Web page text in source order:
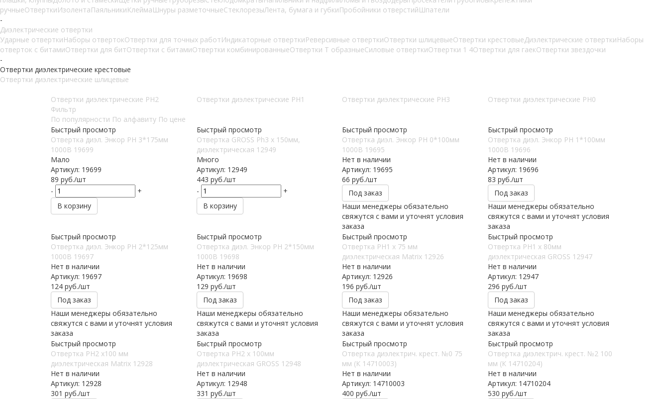
ручныеОтверткиИзолентаПаяльникиКлеймаШнуры разметочныеСтеклорезыЛента, бумага и губкиПробойники отверстийШпатели
-
Диэлектрические отвертки
Ударные отверткиНаборы отвертокОтвертки для точных работИндикаторные отверткиРеверсивные отверткиОтвертки шлицевыеОтвертки крестовыеДиэлектрические отверткиНаборы
отверток с битамиОтвертки для битОтвертки с битамиОтвертки комбинированныеОтвертки Т образныеСиловые отверткиОтвертки 1 4Отвертки для гаекОтвертки звездочки
-
Отвертки диэлектрические крестовые
Отвертки диэлектрические шлицевые
Отвертки диэлектрические PH2 Отвертки диэлектрические PH1 Отвертки диэлектрические PH3
Отвертки диэлектрические PH0
Фильтр
По популярности По алфавиту По цене
Быстрый просмотр
Отвертка диэл. Энкор РН 3*175мм
1000В 19699
Мало
Артикул: 19699
89 руб./шт
-
+
В корзину
Быстрый просмотр
Отвертка GROSS Ph3 x 150мм,
диэлектрическая 12949
Много
Артикул: 12949
443 руб./шт
-
+
В корзину
Быстрый просмотр
Отвертка диэл. Энкор РН 0*100мм
1000В 19695
Нет в наличии
Артикул: 19695
66 руб./шт
Под заказ
Наши менеджеры обязательно
свяжутся с вами и уточнят условия
заказа
Быстрый просмотр
Отвертка диэл. Энкор РН 1*100мм
1000В 19696
Нет в наличии
Артикул: 19696
83 руб./шт
Под заказ
Наши менеджеры обязательно
свяжутся с вами и уточнят условия
заказа
Быстрый просмотр
Отвертка диэл. Энкор РН 2*125мм
1000В 19697
Нет в наличии
Артикул: 19697
124 руб./шт
Под заказ
Наши менеджеры обязательно
свяжутся с вами и уточнят условия
заказа
Быстрый просмотр
Отвертка диэл. Энкор РН 2*150мм
1000В 19698
Нет в наличии
Артикул: 19698
129 руб./шт
Под заказ
Наши менеджеры обязательно
свяжутся с вами и уточнят условия
заказа
Быстрый просмотр
Отвертка PH1 х 75 мм
диэлектрическая Matrix 12926
Нет в наличии
Артикул: 12926
196 руб./шт
Под заказ
Наши менеджеры обязательно
свяжутся с вами и уточнят условия
заказа
Быстрый просмотр
Отвертка PH1 х 80мм
диэлектрическая GROSS 12947
Нет в наличии
Артикул: 12947
296 руб./шт
Под заказ
Наши менеджеры обязательно
свяжутся с вами и уточнят условия
заказа
Быстрый просмотр
Отвертка PH2 х100 мм
диэлектрическая Matrix 12928
Нет в наличии
Артикул: 12928
301 руб./шт
Быстрый просмотр
Отвертка PH2 х 100мм
диэлектрическая GROSS 12948
Нет в наличии
Артикул: 12948
331 руб./шт
Быстрый просмотр
Отвертка диэлектрич. крест. №0 75
мм (К 14710003)
Нет в наличии
Артикул: 14710003
400 руб./шт
Быстрый просмотр
Отвертка диэлектрич. крест. №2 100
мм (К 14710204)
Нет в наличии
Артикул: 14710204
530 руб./шт